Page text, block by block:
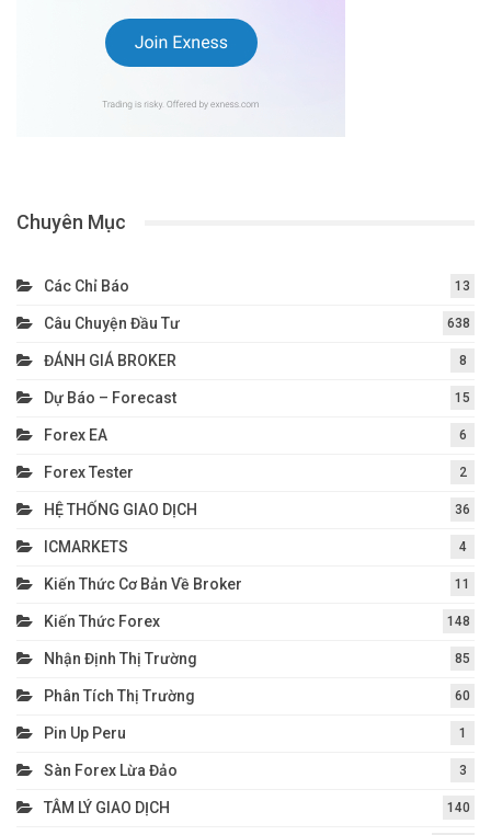
Chuyên Mục
Các Chỉ Báo 13
Câu Chuyện Đầu Tư 638
ĐÁNH GIÁ BROKER 8
Dự Báo – Forecast 15
Forex EA 6
Forex Tester 2
HỆ THỐNG GIAO DỊCH 36
ICMARKETS 4
Kiến Thức Cơ Bản Về Broker 11
Kiến Thức Forex 148
Nhận Định Thị Trường 85
Phân Tích Thị Trường 60
Pin Up Peru 1
Sàn Forex Lừa Đảo 3
TÂM LÝ GIAO DỊCH 140